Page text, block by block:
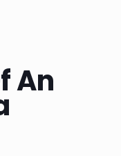
An